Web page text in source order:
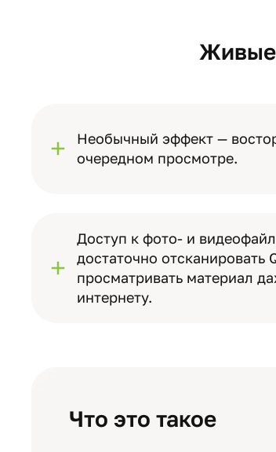
Живые
Необычный эффект —
очередном просмотре.
Доступ к фото- и
достаточно отсканировать
просматривать материал
интернету.
Что это такое